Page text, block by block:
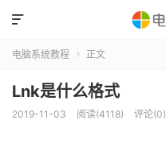

电脑系统教程  正文
Lnk是什么格式
2019-11-03 阅读(4118) 评论(0)